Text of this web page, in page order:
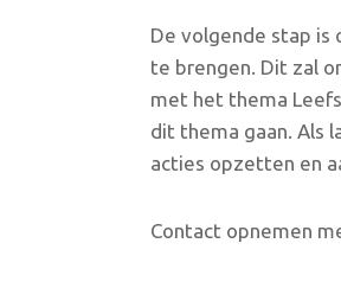
De volgende stap
te brengen. Dit zal
met het thema
dit thema gaan. Als
acties opzetten en
Contact opnemen